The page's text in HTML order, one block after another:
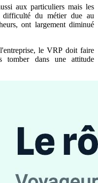
aux particuliers mais les
difficulté du métier due au
ont largement diminué
le VRP doit faire
tomber dans une attitude